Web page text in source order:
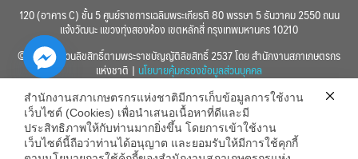
120 (อาคาร C) ชั้น 5 ศูนย์ราชการเฉลิมพระเกียรติ 80 พรรษา 5 ธันวาคม 2550 ถนน
แจ้งวัฒนะ แขวงทุ่งสองห้อง เขตหลักสี่ กรุงเทพมหานคร 10210
© 2560 สงวนลิขสิทธิ์ตามพระราชบัญญัติลิขสิทธิ์ 2537 โดย สำนักงานสภาเกษตรกร
แห่งชาติ | นโยบายคุ้มครองข้อมูลส่วนบุคคล
สำนักงานสภาเกษตรกรแห่งชาติมีการเก็บข้อมูลการใช้งาน
เว็บไซต์ (Cookies) เพื่อนำเสนอเนื้อหาที่ดีและมี
ประสิทธิภาพให้กับท่านมากยิ่งขึ้น โดยการเข้าใช้งาน
เว็บไซต์นี้ถือว่าท่านได้อนุญาต และยอมรับให้มีการใช้คุกกี้